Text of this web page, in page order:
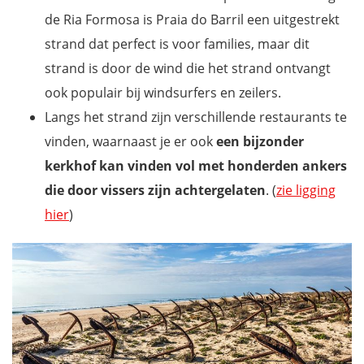
de Ria Formosa is Praia do Barril een uitgestrekt
strand dat perfect is voor families, maar dit
strand is door de wind die het strand ontvangt
ook populair bij windsurfers en zeilers.
Langs het strand zijn verschillende restaurants te
vinden, waarnaast je er ookeen bijzonder
kerkhof kan vinden vol met honderden ankers
die door vissers zijn achtergelaten. (zie ligging
hier)